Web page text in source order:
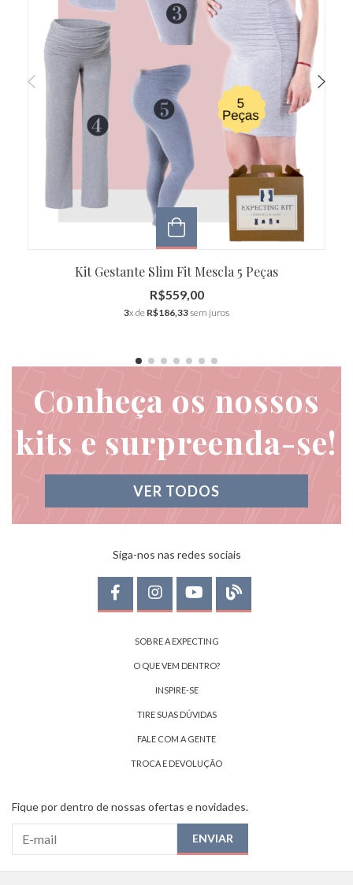
Kit Gestante Slim Fit Mescla 5 Peças
R$559,00
3x de R$186,33sem juros
Conheça os nossos
kits e surpreenda-se!
VER TODOS
Siga-nos nas redes sociais
SOBRE A EXPECTING
O QUE VEM DENTRO?
INSPIRE-SE
TIRE SUAS DÚVIDAS
FALE COM A GENTE
TROCA E DEVOLUÇÃO
Fique por dentro de nossas ofertas e novidades.